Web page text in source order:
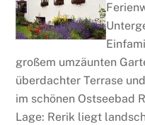
großem umzäunten
überdachter Terrase
im schönen Ostseebad
Lage: Rerik liegt